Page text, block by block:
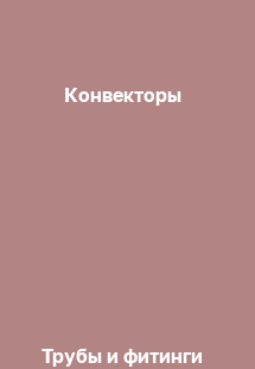
Конвекторы
Трубы и фитинги